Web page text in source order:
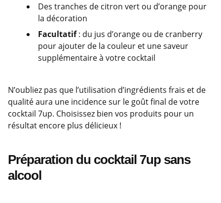
Des tranches de citron vert ou d’orange pour
la décoration
Facultatif: du jus d’orange ou de cranberry
pour ajouter de la couleur et une saveur
supplémentaire à votre cocktail
N’oubliez pas que l’utilisation d’ingrédients frais et de
qualité aura une incidence sur le goût final de votre
cocktail 7up. Choisissez bien vos produits pour un
résultat encore plus délicieux !
Préparation du cocktail 7up sans
alcool